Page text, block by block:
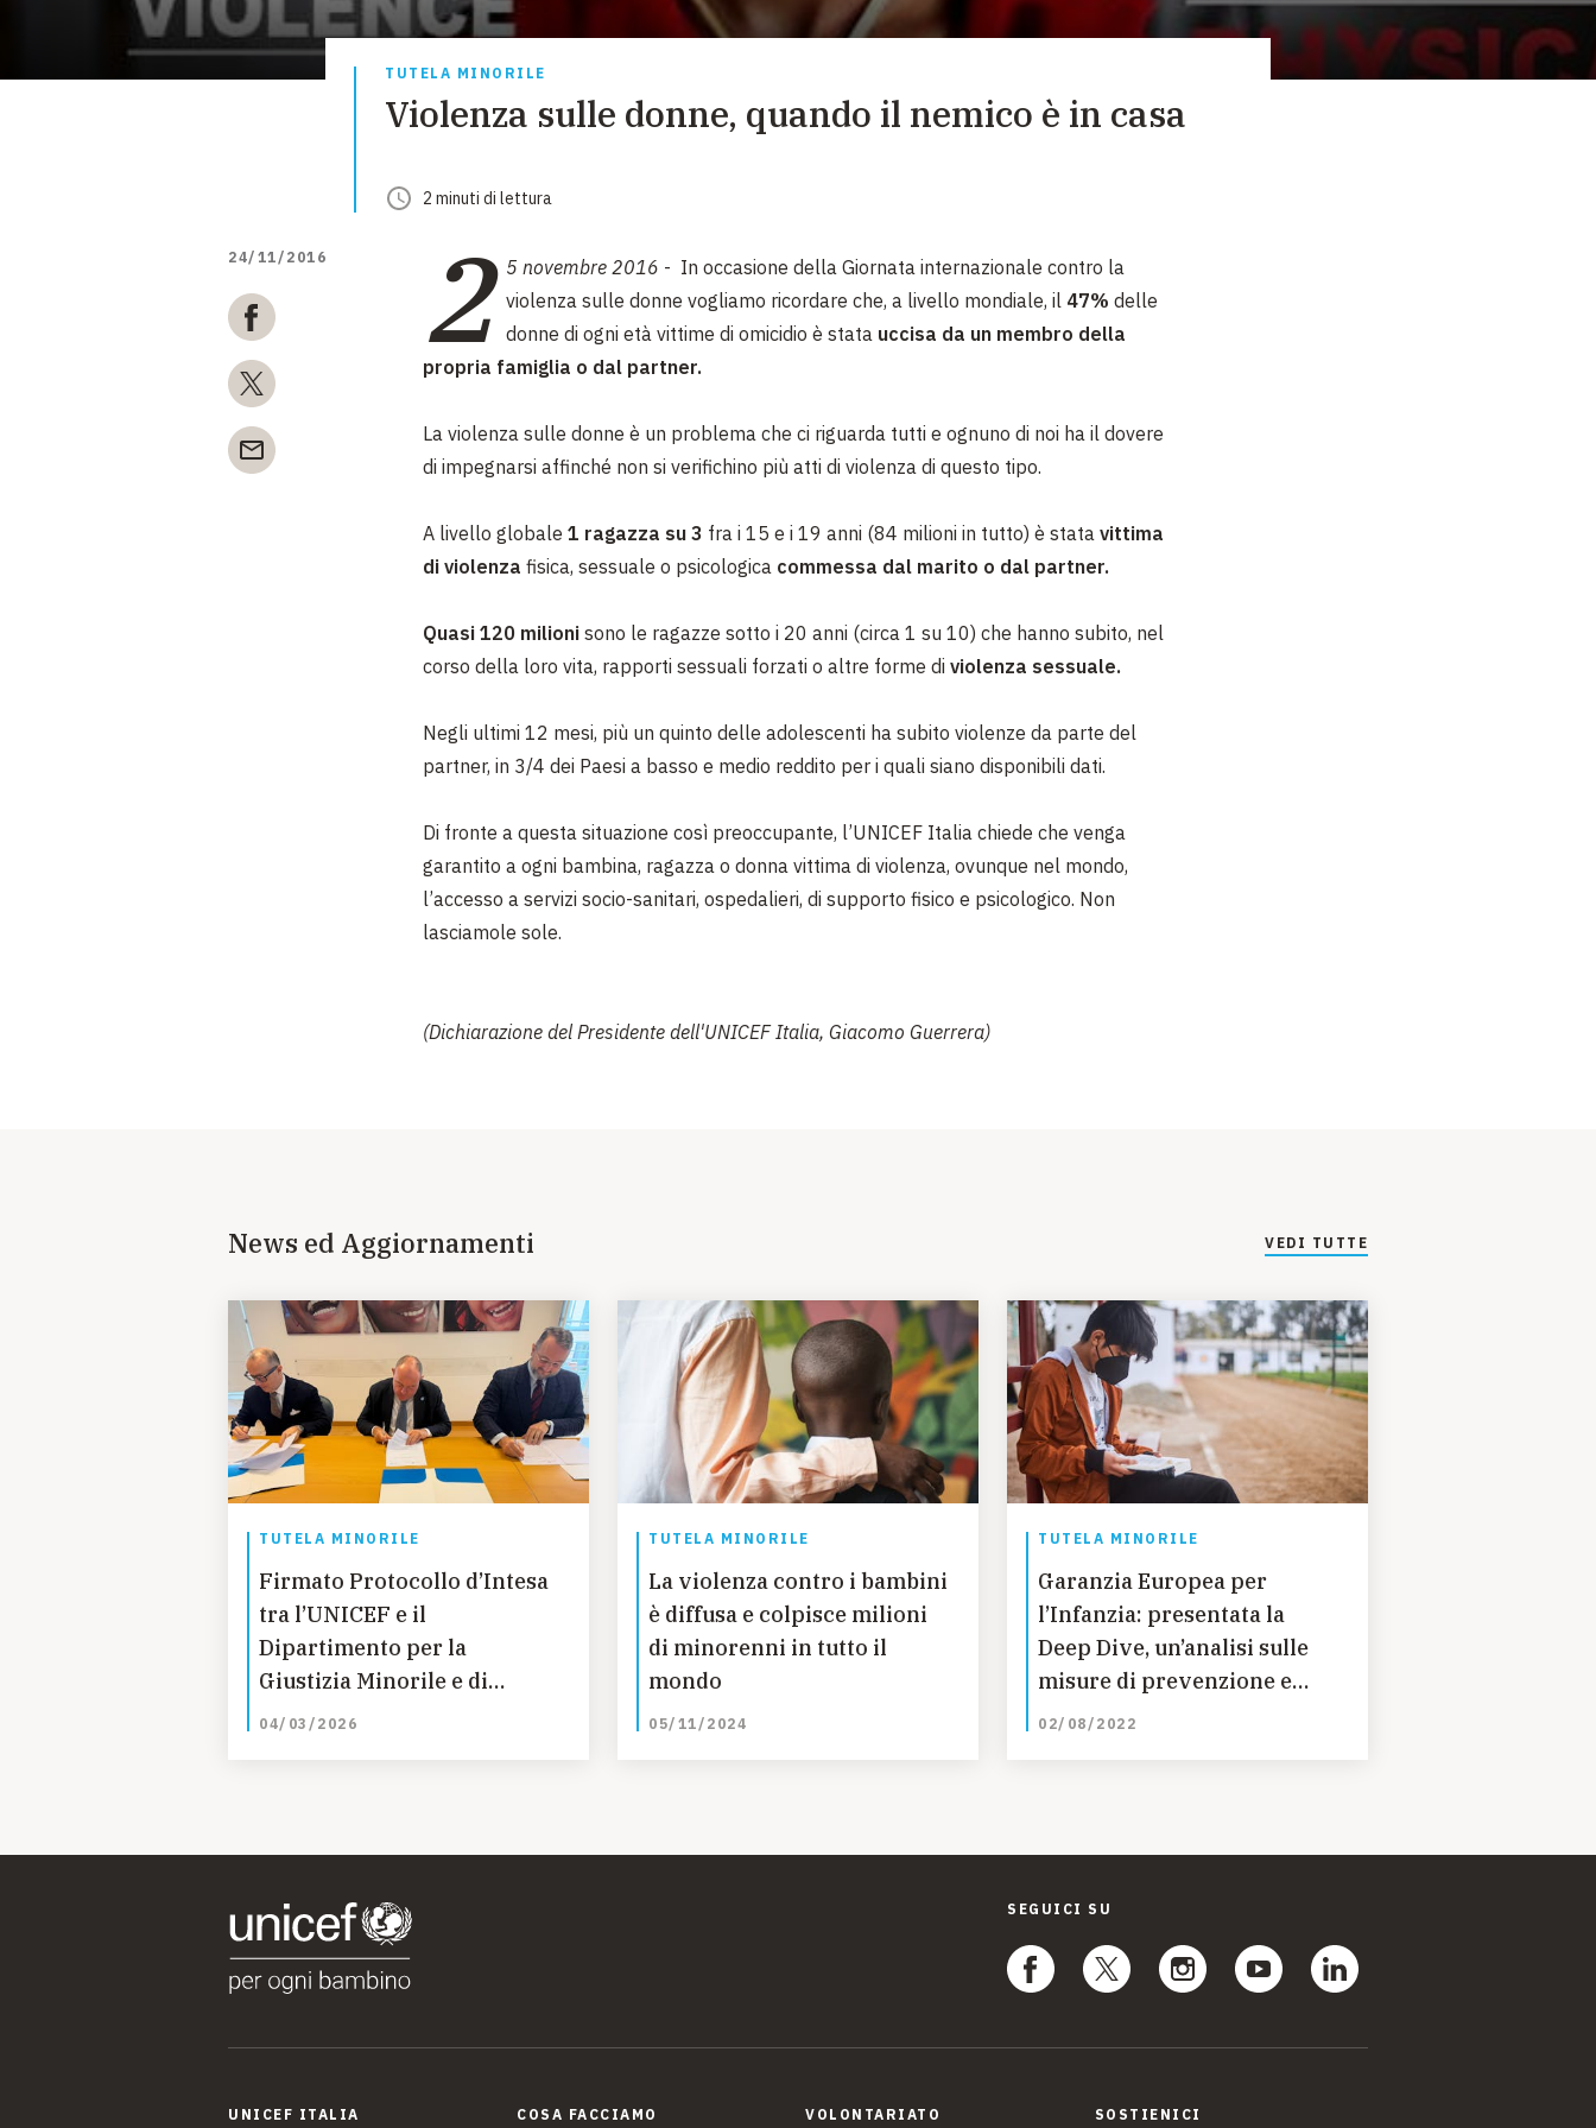
DIVERSI MODI PER DONARE. SCEGLI IL PIÙ
TUTELA MINORILE
Violenza sulle donne, quando il nemico è in casa
2 minuti di lettura
24/11/2016 2 5 novembre 2016 - In occasione della Giornata internazionale contro la
violenza sulle donne vogliamo ricordare che, a livello mondiale, il 47% delle
donne di ogni età vittime di omicidio è stata uccisa da un membro della
propria famiglia o dal partner.
La violenza sulle donne è un problema che ci riguarda tutti e ognuno di noi ha il dovere
di impegnarsi affinché non si verifichino più atti di violenza di questo tipo.
A livello globale 1 ragazza su 3 fra i 15 e i 19 anni (84 milioni in tutto) è stata vittima
di violenza fisica, sessuale o psicologica commessa dal marito o dal partner.
Quasi 120 milioni sono le ragazze sotto i 20 anni (circa 1 su 10) che hanno subito, nel
corso della loro vita, rapporti sessuali forzati o altre forme di violenza sessuale.
Negli ultimi 12 mesi, più un quinto delle adolescenti ha subito violenze da parte del
partner, in 3/4 dei Paesi a basso e medio reddito per i quali siano disponibili dati.
Di fronte a questa situazione così preoccupante, l’UNICEF Italia chiede che venga
garantito a ogni bambina, ragazza o donna vittima di violenza, ovunque nel mondo,
l’accesso a servizi socio-sanitari, ospedalieri, di supporto fisico e psicologico. Non
lasciamole sole.
(Dichiarazione del Presidente dell'UNICEF Italia, Giacomo Guerrera)
News ed Aggiornamenti VEDI TUTTE
TUTELA MINORILE
Firmato Protocollo d’Intesa
tra l’UNICEF e il
Dipartimento per la
Giustizia Minorile e di
comunità del Ministero della
04/03/2026
TUTELA MINORILE
La violenza contro i bambini
è diffusa e colpisce milioni
di minorenni in tutto il
mondo
05/11/2024
TUTELA MINORILE
Garanzia Europea per
l’Infanzia: presentata la
Deep Dive, un’analisi sulle
misure di prevenzione e
contrasto della povertà
02/08/2022
SEGUICI SU
UNICEF ITALIA COSA FACCIAMO VOLONTARIATO SOSTIENICI